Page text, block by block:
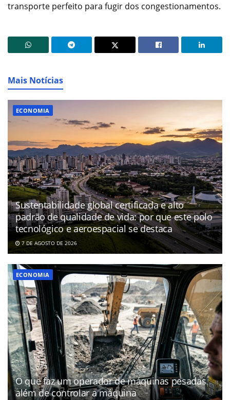
transporte perfeito para fugir dos congestionamentos.
Mais Notícias
ECONOMIA
Sustentabilidade global certificada e alto
padrão de qualidade de vida: por que este polo
tecnológico e aeroespacial se destaca
7 DE AGOSTO DE 2026
ECONOMIA
O que faz um operador de máquinas pesadas
além de controlar a máquina